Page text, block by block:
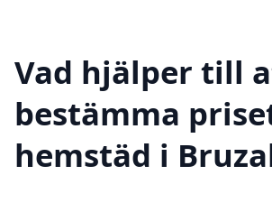
Vad hjälper till
bestämma
hemstäd i